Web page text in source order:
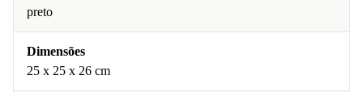
preto
Dimensões
25 x 25 x 26 cm